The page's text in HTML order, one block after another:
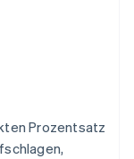
Prozentsatz